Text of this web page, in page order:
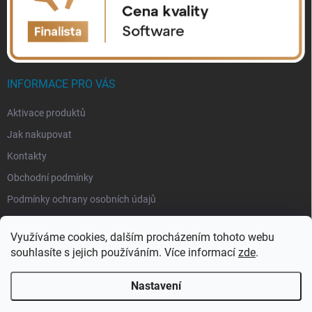
Využíváme cookies, dalším procházením tohoto webu
souhlasíte s jejich používáním. Více informací zde.
Nastavení
INFORMACE PRO VÁS
Aktivace produktů
Jak nakupovat
Kontakty
Obchodní podmínky
Podmínky ochrany osobních údajů